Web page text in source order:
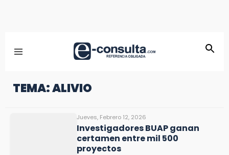
TEMA: ALIVIO
Jueves, Febrero 12, 2026
Investigadores BUAP ganan
certamen entre mil 500
proyectos